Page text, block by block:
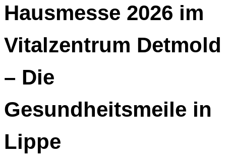
Hausmesse 2026 im
Vitalzentrum Detmold
– Die
Gesundheitsmeile in
Lippe